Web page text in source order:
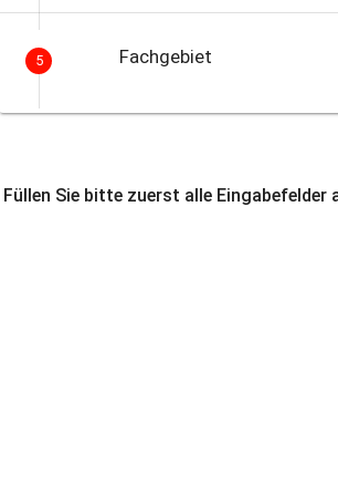
5 Fachgebiet
Füllen Sie bitte zuerst alle Eingabefelder